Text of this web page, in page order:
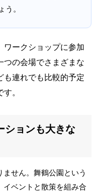
う。
ワークショップに参加
つの会場でさまざまな
も連れでも比較的予定
。
ションも大きな
せん。舞鶴公園という
ベントと散策を組み合